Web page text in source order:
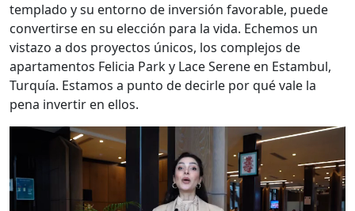
templado y su entorno de inversión favorable, puede
convertirse en su elección para la vida. Echemos un
vistazo a dos proyectos únicos, los complejos de
apartamentos Felicia Park y Lace Serene en Estambul,
Turquía. Estamos a punto de decirle por qué vale la
pena invertir en ellos.